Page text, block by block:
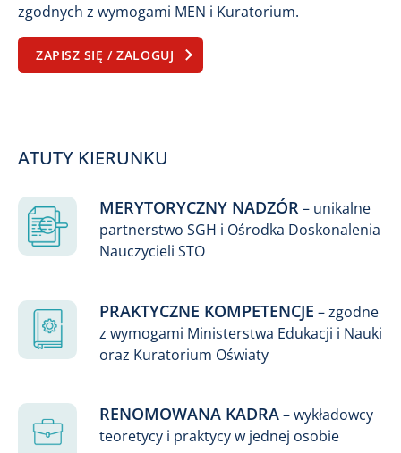
zgodnych z wymogami MEN i Kuratorium.
ZAPISZ SIĘ / ZALOGUJ
ATUTY KIERUNKU
MERYTORYCZNY NADZÓR – unikalne
partnerstwo SGH i Ośrodka Doskonalenia
Nauczycieli STO
PRAKTYCZNE KOMPETENCJE – zgodne
z wymogami Ministerstwa Edukacji i Nauki
oraz Kuratorium Oświaty
RENOMOWANA KADRA– wykładowcy
teoretycy i praktycy w jednej osobie